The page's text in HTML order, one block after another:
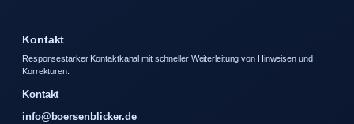
Kontakt
Responsestarker Kontaktkanal mit schneller Weiterleitung von Hinweisen und
Korrekturen.
Kontakt
info@boersenblicker.de